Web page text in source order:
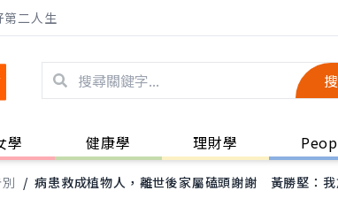
第二人生
學 健康學 理財學
/ 病患救成植物人，離世後家屬磕頭謝謝 黃勝堅：我